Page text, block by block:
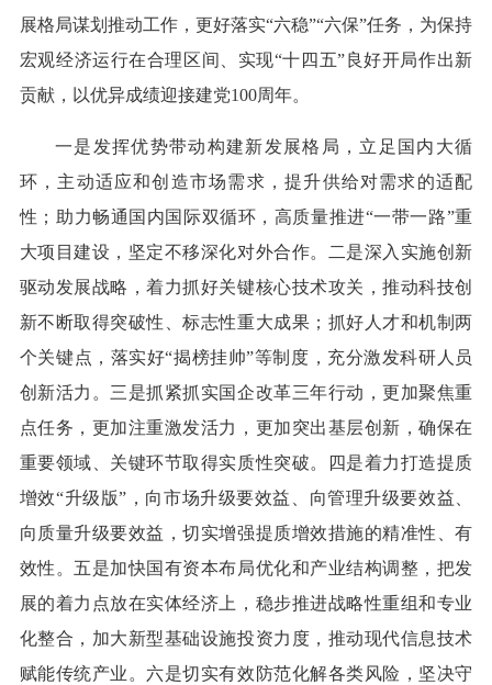
展格局谋划推动工作，更好落实“六稳”“六保”任务，为保持
宏观经济运行在合理区间、实现“十四五”良好开局作出新
贡献，以优异成绩迎接建党100周年。
一是发挥优势带动构建新发展格局，立足国内大循
环，主动适应和创造市场需求，提升供给对需求的适配
性；助力畅通国内国际双循环，高质量推进“一带一路”重
大项目建设，坚定不移深化对外合作。二是深入实施创新
驱动发展战略，着力抓好关键核心技术攻关，推动科技创
新不断取得突破性、标志性重大成果；抓好人才和机制两
个关键点，落实好“揭榜挂帅”等制度，充分激发科研人员
创新活力。三是抓紧抓实国企改革三年行动，更加聚焦重
点任务，更加注重激发活力，更加突出基层创新，确保在
重要领域、关键环节取得实质性突破。四是着力打造提质
增效“升级版”，向市场升级要效益、向管理升级要效益、
向质量升级要效益，切实增强提质增效措施的精准性、有
效性。五是加快国有资本布局优化和产业结构调整，把发
展的着力点放在实体经济上，稳步推进战略性重组和专业
化整合，加大新型基础设施投资力度，推动现代信息技术
赋能传统产业。六是切实有效防范化解各类风险，坚决守